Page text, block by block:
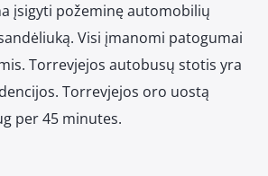
įsigyti požeminę automobilių
Visi įmanomi patogumai
Torrevjejos autobusų stotis yra
Torrevjejos oro uostą
per 45 minutes.